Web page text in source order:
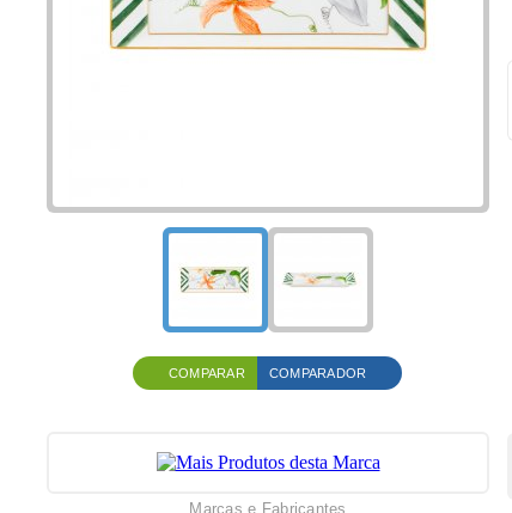
COMPARAR COMPARADOR
Marcas e Fabricantes